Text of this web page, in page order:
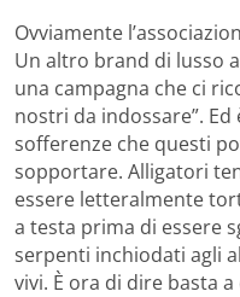
Ovviamente
Un altro brand di lusso
una campagna che ci
nostri da indossare”.
sofferenze che questi
sopportare. Alligatori
essere letteralmente
a testa prima di essere
serpenti inchiodati agli
vivi. È ora di dire basta